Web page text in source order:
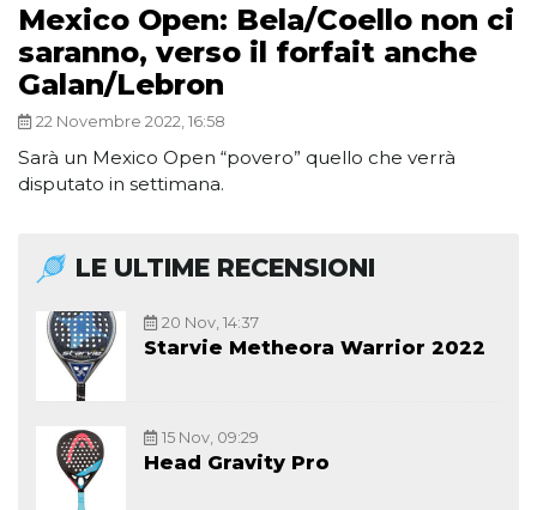
Mexico Open: Bela/Coello non ci
saranno, verso il forfait anche
Galan/Lebron
22 Novembre 2022, 16:58
Sarà un Mexico Open “povero” quello che verrà
disputato in settimana.
LE ULTIME RECENSIONI
20 Nov, 14:37
Starvie Metheora Warrior 2022
15 Nov, 09:29
Head Gravity Pro